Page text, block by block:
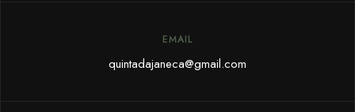
EMAIL
quintadajaneca@gmail.com